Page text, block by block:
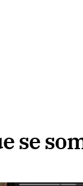
se